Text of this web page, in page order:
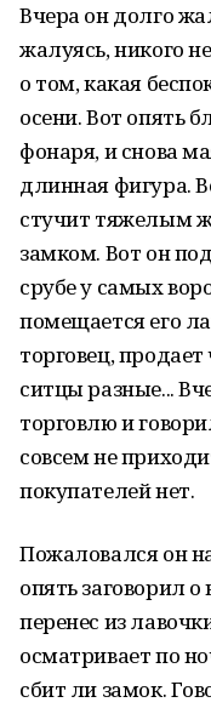
Вчера он долго
жалуясь, никого
о том, какая
осени. Вот опять
фонаря, и снова
длинная фигура.
стучит тяжелым
замком. Вот он
срубе у самых
помещается его
торговец,
ситцы разные...
торговлю и
совсем не
покупателей нет.
Пожаловался он
опять заговорил
перенес из
осматривает по
сбит ли замок.